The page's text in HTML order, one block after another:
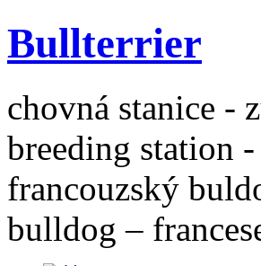
Bullterrier
chovná stanice -
breeding station
francouzský
bulldog –